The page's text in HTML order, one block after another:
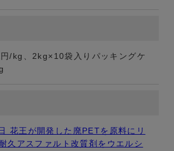
/kg、2kg×10袋入りパッキングケ
花王が開発した廃PETを原料にリ
久アスファルト改質剤をウエルシ